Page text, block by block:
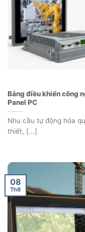
Bảng điều khiển công
Panel PC
Nhu cầu tự động hóa
thiết, [...]
08
Th8